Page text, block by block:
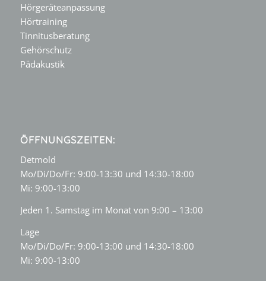
Hörgeräteanpassung
Hörtraining
Tinnitusberatung
Gehörschutz
Pädakustik
ÖFFNUNGSZEITEN:
Detmold
Mo/Di/Do/Fr: 9:00-13:30 und 14:30-18:00
Mi: 9:00-13:00
Jeden 1. Samstag im Monat von 9:00 – 13:00
Lage
Mo/Di/Do/Fr: 9:00-13:00 und 14:30-18:00
Mi: 9:00-13:00